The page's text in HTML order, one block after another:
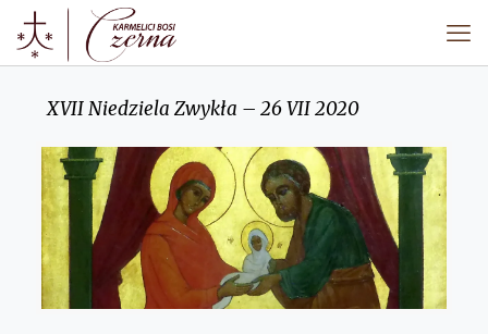
XVII Niedziela Zwykła – 26 VII 2020